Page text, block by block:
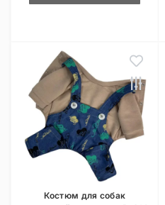
Костюм для собак